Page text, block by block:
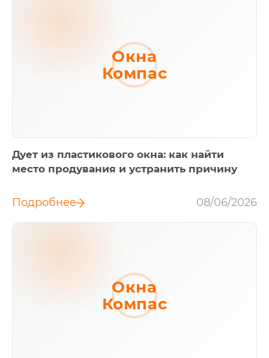
Окна
Компас
Дует из пластикового окна: как найти
место продувания и устранить причину
Подробнее 08/06/2026
Окна
Компас